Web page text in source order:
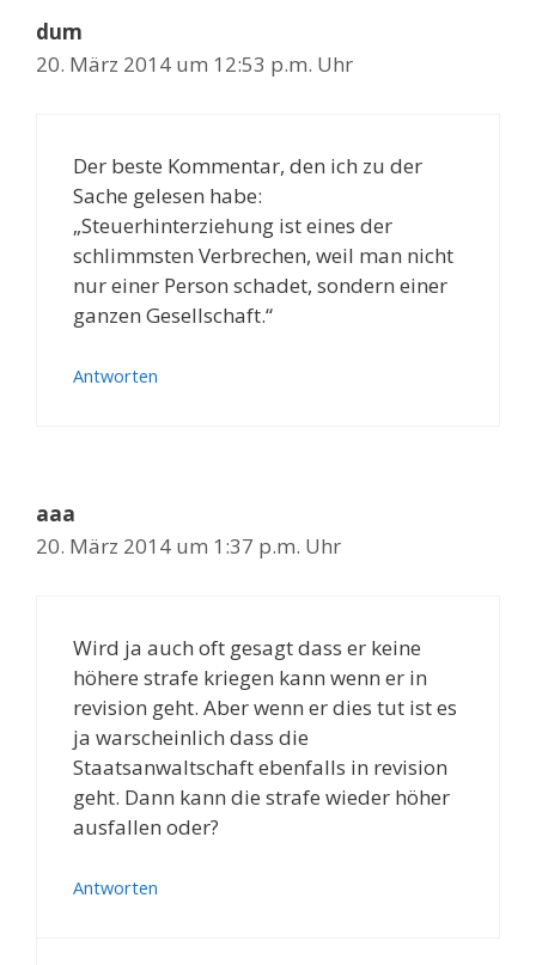
dum
20. März 2014 um 12:53 p.m. Uhr
Der beste Kommentar, den ich zu der
Sache gelesen habe:
„Steuerhinterziehung ist eines der
schlimmsten Verbrechen, weil man nicht
nur einer Person schadet, sondern einer
ganzen Gesellschaft.“
Antworten
aaa
20. März 2014 um 1:37 p.m. Uhr
Wird ja auch oft gesagt dass er keine
höhere strafe kriegen kann wenn er in
revision geht. Aber wenn er dies tut ist es
ja warscheinlich dass die
Staatsanwaltschaft ebenfalls in revision
geht. Dann kann die strafe wieder höher
ausfallen oder?
Antworten